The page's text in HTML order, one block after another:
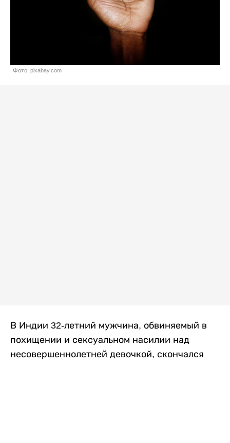
Фото: pixabay.com
В Индии 32-летний мужчина, обвиняемый в
похищении и сексуальном насилии над
несовершеннолетней девочкой, скончался